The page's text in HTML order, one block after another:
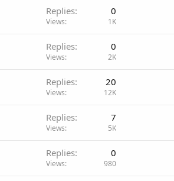
Replies 0
Views 1K
Replies 0
Views 2K
Replies 20
Views 12K
Replies 7
Views 5K
Replies 0
Views 980